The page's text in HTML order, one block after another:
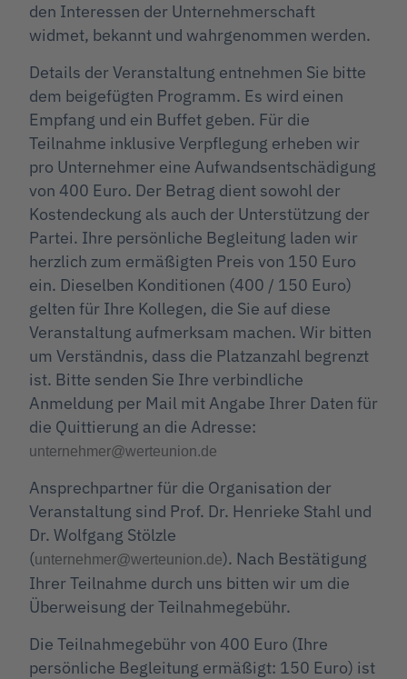
den Interessen der Unternehmerschaft
widmet, bekannt und wahrgenommen werden.
Details der Veranstaltung entnehmen Sie bitte
dem beigefügten Programm. Es wird einen
Empfang und ein Buffet geben. Für die
Teilnahme inklusive Verpflegung erheben wir
pro Unternehmer eine Aufwandsentschädigung
von 400 Euro. Der Betrag dient sowohl der
Kostendeckung als auch der Unterstützung der
Partei. Ihre persönliche Begleitung laden wir
herzlich zum ermäßigten Preis von 150 Euro
ein. Dieselben Konditionen (400 / 150 Euro)
gelten für Ihre Kollegen, die Sie auf diese
Veranstaltung aufmerksam machen. Wir bitten
um Verständnis, dass die Platzanzahl begrenzt
ist. Bitte senden Sie Ihre verbindliche
Anmeldung per Mail mit Angabe Ihrer Daten für
die Quittierung an die Adresse:
unternehmer@werteunion.de
Ansprechpartner für die Organisation der
Veranstaltung sind Prof. Dr. Henrieke Stahl und
Dr. Wolfgang Stölzle
(unternehmer@werteunion.de). Nach Bestätigung
Ihrer Teilnahme durch uns bitten wir um die
Überweisung der Teilnahmegebühr.
Die Teilnahmegebühr von 400 Euro (Ihre
persönliche Begleitung ermäßigt: 150 Euro) ist